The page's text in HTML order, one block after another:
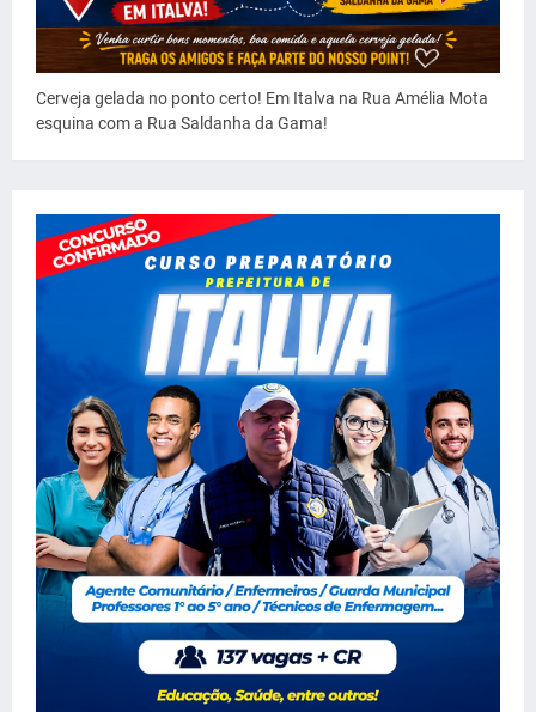
Cerveja gelada no ponto certo! Em Italva na Rua Amélia Mota
esquina com a Rua Saldanha da Gama!